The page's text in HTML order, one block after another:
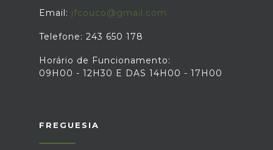
Email: jfcouco@gmail.com
Telefone: 243 650 178
Horário de Funcionamento:
09H00 - 12H30 E DAS 14H00 - 17H00
FREGUESIA